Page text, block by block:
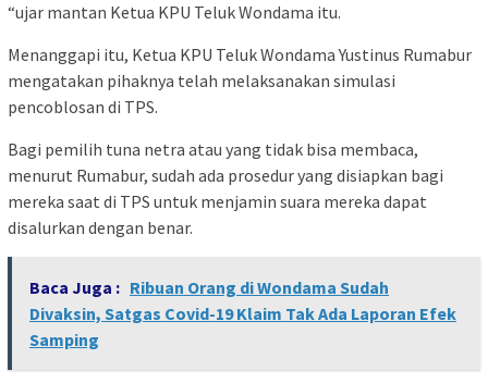
“ujar mantan Ketua KPU Teluk Wondama itu.
Menanggapi itu, Ketua KPU Teluk Wondama Yustinus Rumabur
mengatakan pihaknya telah melaksanakan simulasi
pencoblosan di TPS.
Bagi pemilih tuna netra atau yang tidak bisa membaca,
menurut Rumabur, sudah ada prosedur yang disiapkan bagi
mereka saat di TPS untuk menjamin suara mereka dapat
disalurkan dengan benar.
Baca Juga : Ribuan Orang di Wondama Sudah
Divaksin, Satgas Covid-19 Klaim Tak Ada Laporan Efek
Samping